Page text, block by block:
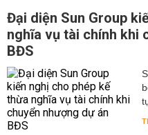
Đại diện Sun Group
nghĩa vụ tài chính khi
BĐS